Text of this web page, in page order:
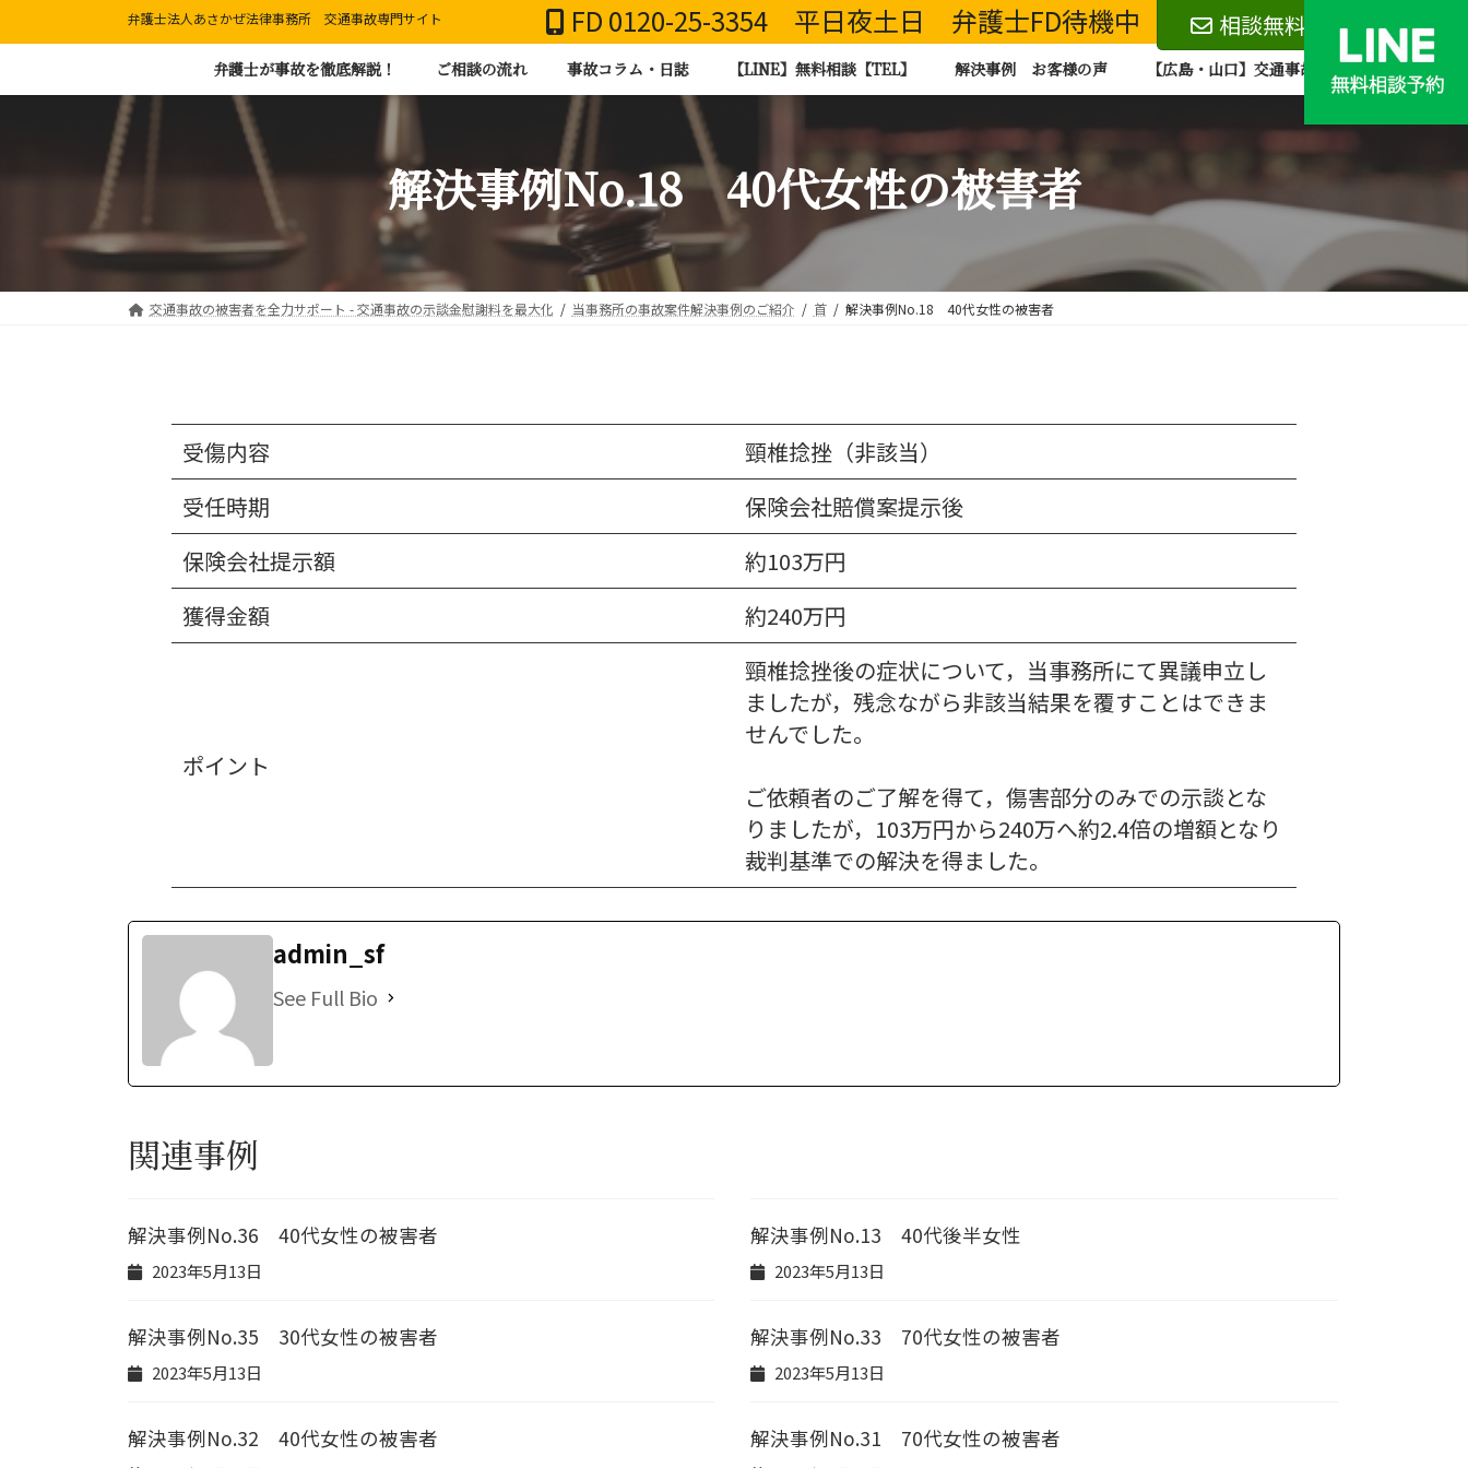
ン
プ
ビ
動
弁護士法人あさかぜ法律事務所 交通事故専門サイト FD 0120-25-3354 平日夜土日 弁護士FD待機中 相談無料
弁護士が事故を徹底解説！ ご相談の流れ 事故コラム・日誌 【LINE】無料相談【TEL】 解決事例 お客様の声 【広島・山口】交通事故 無料相談お問い合
解決事例No.18 40代女性の被害者
交通事故の被害者を全力サポート - 交通事故の示談金慰謝料を最大化 当事務所の事故案件解決事例のご紹介 首 解決事例No.18 40代女性の被害者
受傷内容
頸椎捻挫（非該当）
受任時期
保険会社賠償案提示後
保険会社提示額
約103万円
獲得金額
約240万円
ポイント
頸椎捻挫後の症状について，当事務所にて異議申立し
ましたが，残念ながら非該当結果を覆すことはできま
せんでした。
ご依頼者のご了解を得て，傷害部分のみでの示談とな
りましたが，103万円から240万へ約2.4倍の増額となり
裁判基準での解決を得ました。
admin_sf
See Full Bio
関連事例
解決事例No.36 40代女性の被害者
2023年5月13日
解決事例No.13 40代後半女性
2023年5月13日
解決事例No.35 30代女性の被害者
2023年5月13日
解決事例No.33 70代女性の被害者
2023年5月13日
解決事例No.32 40代女性の被害者 解決事例No.31 70代女性の被害者